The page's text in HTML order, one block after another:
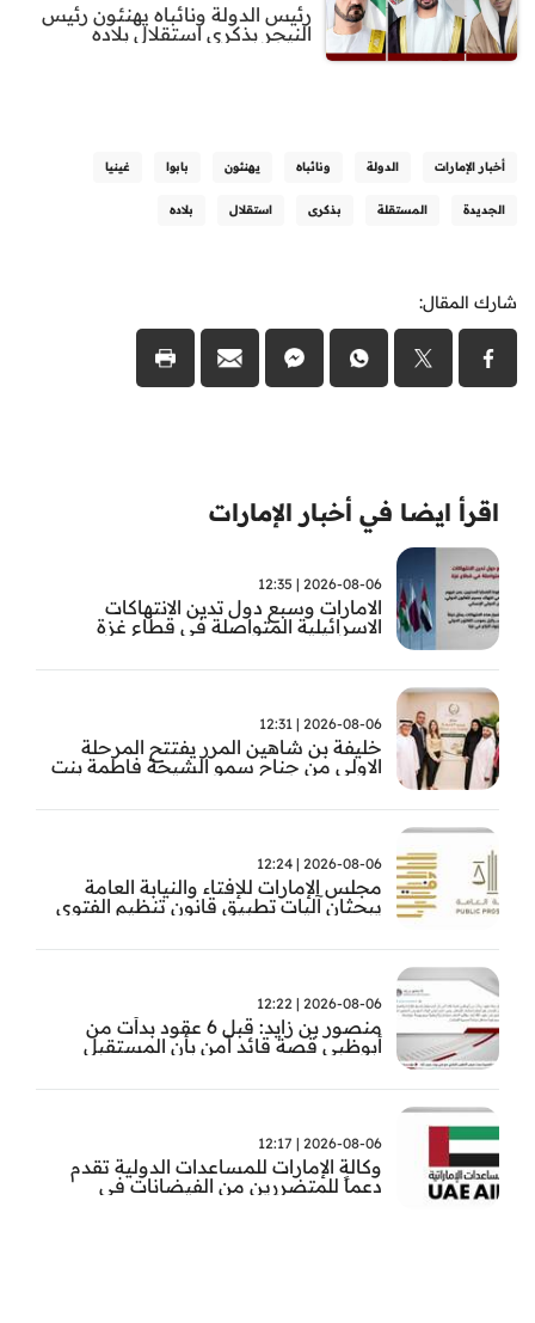
رئيس الدولة ونائباه يهنئون رئيس
النيجر بذكرى استقلال بلاده
أخبار الإمارات الدولة ونائباه يهنئون بابوا غينيا
الجديدة المستقلة بذكرى استقلال بلاده
شارك المقال:
اقرأ ايضا في أخبار الإمارات
2026-08-06 | 12:35
الامارات وسبع دول تدين الانتهاكات
الاسرائيلية المتواصلة في قطاع غزة
2026-08-06 | 12:31
خليفة بن شاهين المرر يفتتح المرحلة
الاولى من جناح سمو الشيخة فاطمة بنت
مستشفى المقاصد
2026-08-06 | 12:24
مجلس الإمارات للإفتاء والنيابة العامة
يبحثان آليات تطبيق قانون تنظيم الفتوى
2026-08-06 | 12:22
منصور بن زايد: قبل 6 عقود بدأت من
أبوظبي قصة قائد آمن بأن المستقبل
2026-08-06 | 12:17
وكالة الإمارات للمساعدات الدولية تقدم
دعماً للمتضررين من الفيضانات في